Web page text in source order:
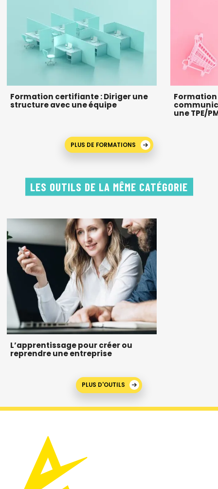
Formation certifiante : Diriger une
structure avec une équipe
une TPE/
PLUS DE FORMATIONS
LES OUTILS DE LA MÊME CATÉGORIE
L’apprentissage pour créer ou
reprendre une entreprise
PLUS D'OUTILS